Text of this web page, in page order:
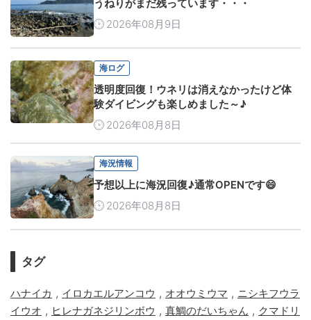
うねりがまだ残っています・・・
2026年08月9日
海ログ
透明度回復！ウネリは消えなかったけど体
験ダイビングも楽しめました～♪
2026年08月8日
海況情報
予想以上に海況回復♪通常OPENです😄
2026年08月8日
タグ
ハナイカ , イロカエルアンコウ , オオウミウマ , ニシキフウラ
イウオ , ヒレナガネジリンボウ , 真鯛のだいちゃん , クマドリ